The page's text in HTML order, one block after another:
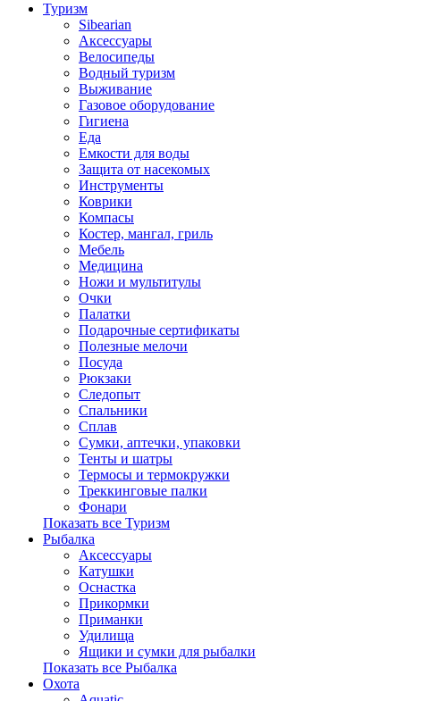
Туризм
Sibearian
Аксессуары
Велосипеды
Водный туризм
Выживание
Газовое оборудование
Гигиена
Еда
Емкости для воды
Защита от насекомых
Инструменты
Коврики
Компасы
Костер, мангал, гриль
Мебель
Медицина
Ножи и мультитулы
Очки
Палатки
Подарочные сертификаты
Полезные мелочи
Посуда
Рюкзаки
Следопыт
Спальники
Сплав
Сумки, аптечки, упаковки
Тенты и шатры
Термосы и термокружки
Треккинговые палки
Фонари
Показать все Туризм
Рыбалка
Аксессуары
Катушки
Оснастка
Прикормки
Приманки
Удилища
Ящики и сумки для рыбалки
Показать все Рыбалка
Охота